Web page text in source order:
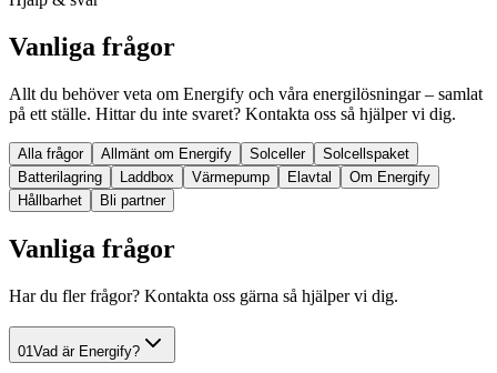
Vanliga frågor
Allt du behöver veta om Energify och våra energilösningar – samlat
på ett ställe. Hittar du inte svaret? Kontakta oss så hjälper vi dig.
Alla frågor Allmänt om Energify Solceller
Solcellspaket
Batterilagring
Laddbox Värmepump Elavtal
Om Energify
Hållbarhet
Bli partner
Vanliga frågor
Har du fler frågor? Kontakta oss gärna så hjälper vi dig.
01Vad är Energify?